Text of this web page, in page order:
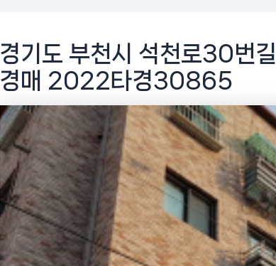
경기도 부천시 석천로30번
경매 2022타경30865